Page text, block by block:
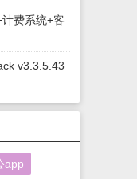
费系统+客
v3.3.5.43
app